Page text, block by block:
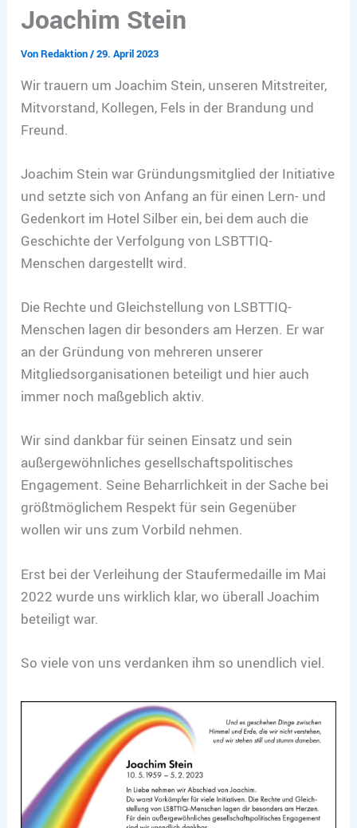
Joachim Stein
VonRedaktion/29. April 2023
Wir trauern um Joachim Stein, unseren Mitstreiter,
Mitvorstand, Kollegen, Fels in der Brandung und
Freund.
Joachim Stein war Gründungsmitglied der Initiative
und setzte sich von Anfang an für einen Lern- und
Gedenkort im Hotel Silber ein, bei dem auch die
Geschichte der Verfolgung von LSBTTIQ-
Menschen dargestellt wird.
Die Rechte und Gleichstellung von LSBTTIQ-
Menschen lagen dir besonders am Herzen. Er war
an der Gründung von mehreren unserer
Mitgliedsorganisationen beteiligt und hier auch
immer noch maßgeblich aktiv.
Wir sind dankbar für seinen Einsatz und sein
außergewöhnliches gesellschaftspolitisches
Engagement. Seine Beharrlichkeit in der Sache bei
größtmöglichem Respekt für sein Gegenüber
wollen wir uns zum Vorbild nehmen.
Erst bei der Verleihung der Staufermedaille im Mai
2022 wurde uns wirklich klar, wo überall Joachim
beteiligt war.
So viele von uns verdanken ihm so unendlich viel.